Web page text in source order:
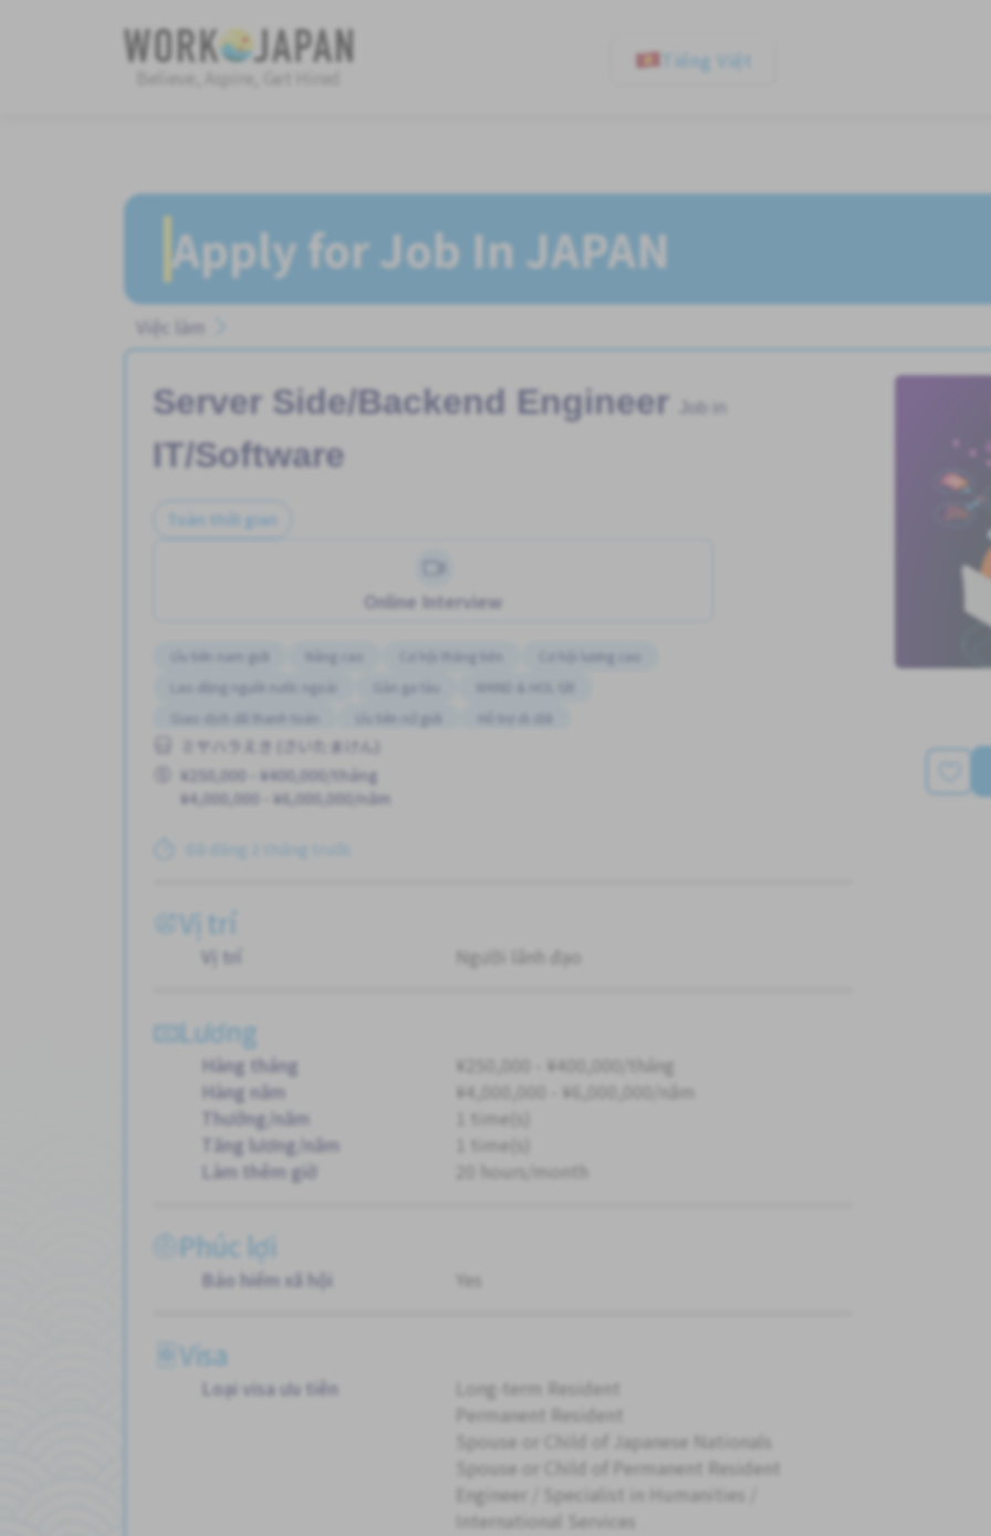
Believe, Aspire, Get Hired
Tiếng Việt
Apply for Job In JAPAN
Việc làm
Server Side/Backend Engineer
IT/Software
Toàn thời gian
Online Interview
Ưu tiên nam giới Nâng cao Cơ hội thăng tiến
Cơ hội lương cao
Lao động người nước ngoài
Gần ga tàu
WKND & HOL tắt
Giao dịch đã thanh toán
Ưu tiên nữ giới
ミヤハラえき (さいたまけん)
¥250,000 - ¥400,000/tháng
¥4,000,000 - ¥6,000,000/năm
Đã đăng 2 tháng trước
Vị trí
Vị trí Người lãnh đạo
Lương
Hàng tháng
¥250,000 - ¥400,000/tháng
Hàng năm
¥4,000,000 - ¥6,000,000/năm
Thưởng/năm
1 time(s)
Tăng lương/năm
1 time(s)
Làm thêm giờ
20 hours/month
Phúc lợi
Bảo hiểm xã hội Yes
Visa
Loại visa ưu tiên
Long-term Resident
Permanent Resident
Spouse or Child of Japanese Nationals
Spouse or Child of Permanent Resident
Engineer / Specialist in Humanities /
International Services